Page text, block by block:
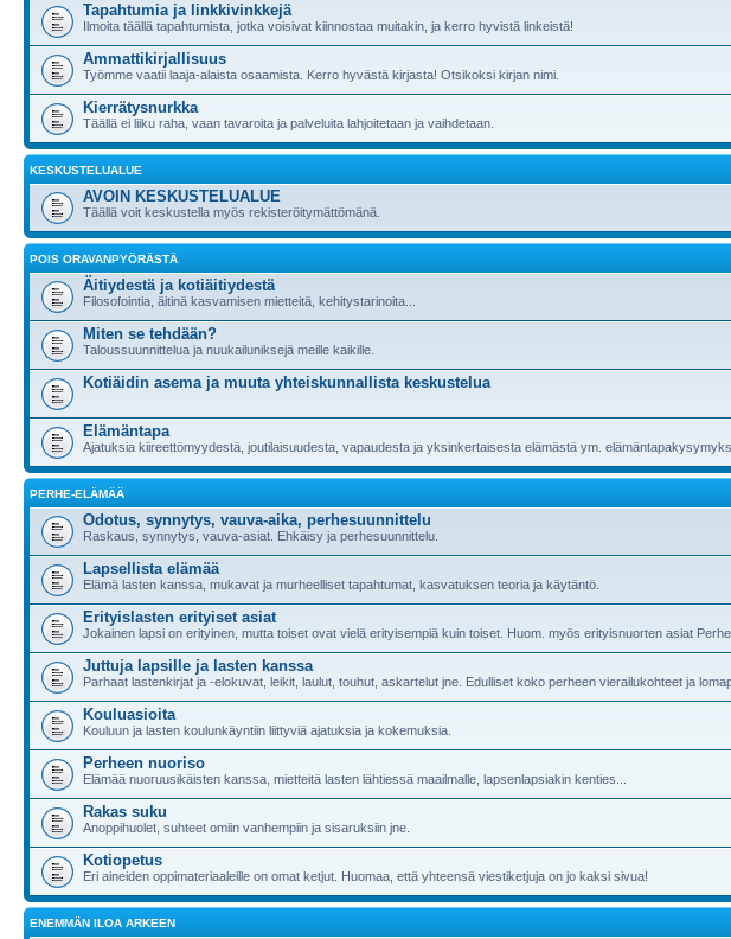
Tapahtumia ja linkkivinkkejä
Ilmoita täällä tapahtumista, jotka voisivat kiinnostaa muitakin, ja kerro hyvistä linkeistä!
Ammattikirjallisuus
Työmme vaatii laaja-alaista osaamista. Kerro hyvästä kirjasta! Otsikoksi kirjan nimi.
Kierrätysnurkka
Täällä ei liiku raha, vaan tavaroita ja palveluita lahjoitetaan ja vaihdetaan.
KESKUSTELUALUE
AVOIN KESKUSTELUALUE
Täällä voit keskustella myös rekisteröitymättömänä.
POIS ORAVANPYÖRÄSTÄ
Äitiydestä ja kotiäitiydestä
Filosofointia, äitinä kasvamisen mietteitä, kehitystarinoita...
Miten se tehdään?
Taloussuunnittelua ja nuukailuniksejä meille kaikille.
Kotiäidin asema ja muuta yhteiskunnallista keskustelua
Elämäntapa
Ajatuksia kiireettömyydestä, joutilaisuudesta, vapaudesta ja yksinkertaisesta elämästä ym.
PERHE-ELÄMÄÄ
Odotus, synnytys, vauva-aika, perhesuunnittelu
Raskaus, synnytys, vauva-asiat. Ehkäisy ja perhesuunnittelu.
Lapsellista elämää
Elämä lasten kanssa, mukavat ja murheelliset tapahtumat, kasvatuksen teoria ja käytäntö.
Erityislasten erityiset asiat
Jokainen lapsi on erityinen, mutta toiset ovat vielä erityisempiä kuin toiset. Huom. myös erityisnuorten asiat
Juttuja lapsille ja lasten kanssa
Parhaat lastenkirjat ja -elokuvat, leikit, laulut, touhut, askartelut jne. Edulliset koko perheen vierailukohteet ja
Kouluasioita
Kouluun ja lasten koulunkäyntiin liittyviä ajatuksia ja kokemuksia.
Perheen nuoriso
Elämää nuoruusikäisten kanssa, mietteitä lasten lähtiessä maailmalle, lapsenlapsiakin kenties...
Rakas suku
Anoppihuolet, suhteet omiin vanhempiin ja sisaruksiin jne.
Kotiopetus
Eri aineiden oppimateriaaleille on omat ketjut. Huomaa, että yhteensä viestiketjuja on jo kaksi sivua!
ENEMMÄN ILOA ARKEEN